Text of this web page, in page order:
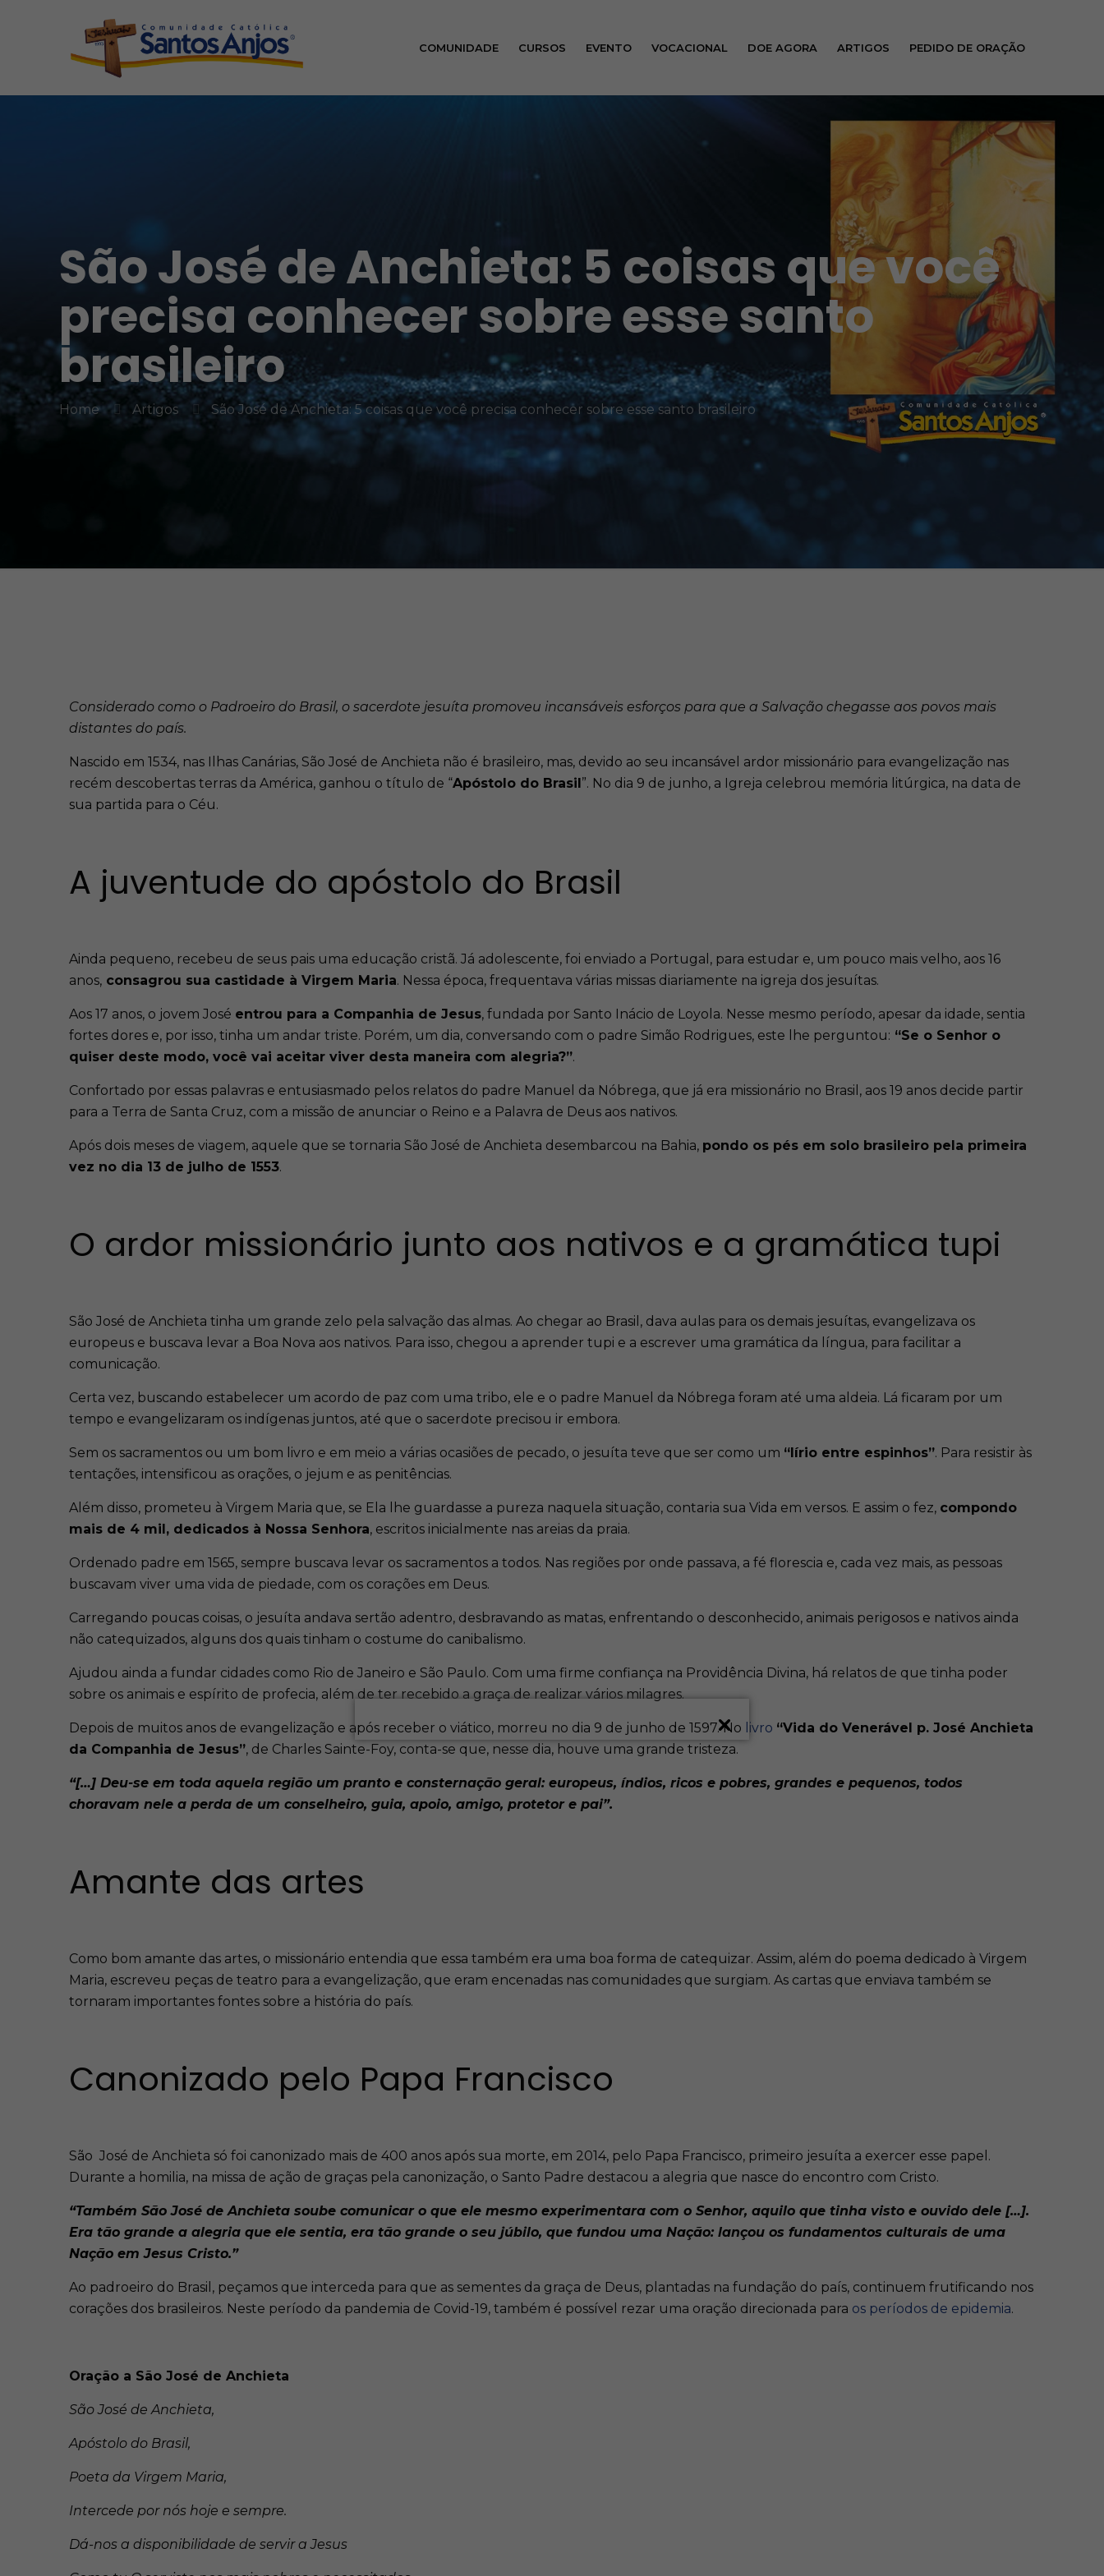
COMUNIDADE CURSOS EVENTO VOCACIONAL DOE AGORA ARTIGOS PEDIDO DE ORAÇÃO
São José de Anchieta: 5 coisas que você
precisa conhecer sobre esse santo
brasileiro
Home Artigos São José de Anchieta: 5 coisas que você precisa conhecer sobre esse santo brasileiro
Considerado como o Padroeiro do Brasil, o sacerdote jesuíta promoveu incansáveis esforços para que a Salvação chegasse aos povos mais
distantes do país.
Nascido em 1534, nas Ilhas Canárias, São José de Anchieta não é brasileiro, mas, devido ao seu incansável ardor missionário para evangelização nas
recém descobertas terras da América, ganhou o título de “Apóstolo do Brasil”. No dia 9 de junho, a Igreja celebrou memória litúrgica, na data de
sua partida para o Céu.
A juventude do apóstolo do Brasil
Ainda pequeno, recebeu de seus pais uma educação cristã. Já adolescente, foi enviado a Portugal, para estudar e, um pouco mais velho, aos 16
anos, consagrou sua castidade à Virgem Maria. Nessa época, frequentava várias missas diariamente na igreja dos jesuítas.
Aos 17 anos, o jovem José entrou para a Companhia de Jesus, fundada por Santo Inácio de Loyola. Nesse mesmo período, apesar da idade, sentia
fortes dores e, por isso, tinha um andar triste. Porém, um dia, conversando com o padre Simão Rodrigues, este lhe perguntou: “Se o Senhor o
quiser deste modo, você vai aceitar viver desta maneira com alegria?”.
Confortado por essas palavras e entusiasmado pelos relatos do padre Manuel da Nóbrega, que já era missionário no Brasil, aos 19 anos decide partir
para a Terra de Santa Cruz, com a missão de anunciar o Reino e a Palavra de Deus aos nativos.
Após dois meses de viagem, aquele que se tornaria São José de Anchieta desembarcou na Bahia, pondo os pés em solo brasileiro pela primeira
vez no dia 13 de julho de 1553.
O ardor missionário junto aos nativos e a gramática tupi
São José de Anchieta tinha um grande zelo pela salvação das almas. Ao chegar ao Brasil, dava aulas para os demais jesuítas, evangelizava os
europeus e buscava levar a Boa Nova aos nativos. Para isso, chegou a aprender tupi e a escrever uma gramática da língua, para facilitar a
comunicação.
Certa vez, buscando estabelecer um acordo de paz com uma tribo, ele e o padre Manuel da Nóbrega foram até uma aldeia. Lá ficaram por um
tempo e evangelizaram os indígenas juntos, até que o sacerdote precisou ir embora.
Sem os sacramentos ou um bom livro e em meio a várias ocasiões de pecado, o jesuíta teve que ser como um “lírio entre espinhos”. Para resistir às
tentações, intensificou as orações, o jejum e as penitências.
Além disso, prometeu à Virgem Maria que, se Ela lhe guardasse a pureza naquela situação, contaria sua Vida em versos. E assim o fez, compondo
mais de 4 mil, dedicados à Nossa Senhora, escritos inicialmente nas areias da praia.
Ordenado padre em 1565, sempre buscava levar os sacramentos a todos. Nas regiões por onde passava, a fé florescia e, cada vez mais, as pessoas
buscavam viver uma vida de piedade, com os corações em Deus.
Carregando poucas coisas, o jesuíta andava sertão adentro, desbravando as matas, enfrentando o desconhecido, animais perigosos e nativos ainda
não catequizados, alguns dos quais tinham o costume do canibalismo.
Ajudou ainda a fundar cidades como Rio de Janeiro e São Paulo. Com uma firme confiança na Providência Divina, há relatos de que tinha poder
sobre os animais e espírito de profecia, além de ter recebido a graça de realizar vários milagres.
Depois de muitos anos de evangelização e após receber o viático, morreu no dia 9 de junho de 1597. No livro “Vida do Venerável p. José Anchieta
da Companhia de Jesus”, de Charles Sainte-Foy, conta-se que, nesse dia, houve uma grande tristeza.
“[…] Deu-se em toda aquela região um pranto e consternação geral: europeus, índios, ricos e pobres, grandes e pequenos, todos
choravam nele a perda de um conselheiro, guia, apoio, amigo, protetor e pai”.
Amante das artes
Como bom amante das artes, o missionário entendia que essa também era uma boa forma de catequizar. Assim, além do poema dedicado à Virgem
Maria, escreveu peças de teatro para a evangelização, que eram encenadas nas comunidades que surgiam. As cartas que enviava também se
tornaram importantes fontes sobre a história do país.
Canonizado pelo Papa Francisco
São José de Anchieta só foi canonizado mais de 400 anos após sua morte, em 2014, pelo Papa Francisco, primeiro jesuíta a exercer esse papel.
Durante a homilia, na missa de ação de graças pela canonização, o Santo Padre destacou a alegria que nasce do encontro com Cristo.
“Também São José de Anchieta soube comunicar o que ele mesmo experimentara com o Senhor, aquilo que tinha visto e ouvido dele […].
Era tão grande a alegria que ele sentia, era tão grande o seu júbilo, que fundou uma Nação: lançou os fundamentos culturais de uma
Nação em Jesus Cristo.”
Ao padroeiro do Brasil, peçamos que interceda para que as sementes da graça de Deus, plantadas na fundação do país, continuem frutificando nos
corações dos brasileiros. Neste período da pandemia de Covid-19, também é possível rezar uma oração direcionada para os períodos de epidemia.
Oração a São José de Anchieta
São José de Anchieta,
Apóstolo do Brasil,
Poeta da Virgem Maria,
Intercede por nós hoje e sempre.
Dá-nos a disponibilidade de servir a Jesus